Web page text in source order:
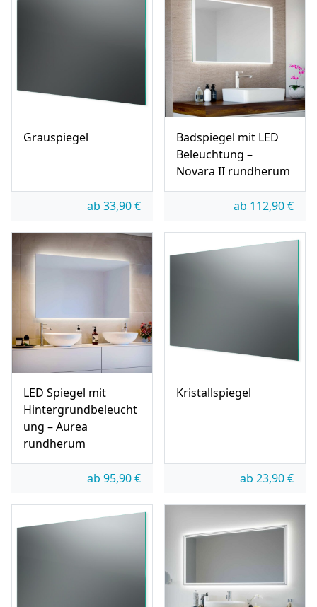
Grauspiegel
ab 33,90€
Badspiegel mit LED
Beleuchtung –
Novara II rundherum
ab 112,90€
LED Spiegel mit
Hintergrundbeleucht
ung – Aurea
rundherum
ab 95,90€
Kristallspiegel
ab 23,90€